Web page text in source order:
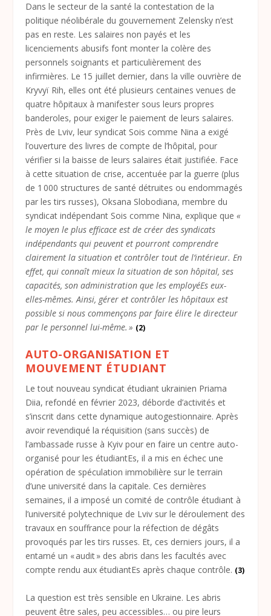
Dans le secteur de la santé la contestation de la
politique néolibérale du gouvernement Zelensky n’est
pas en reste. Les salaires non payés et les
licenciements abusifs font monter la colère des
personnels soignants et particulièrement des
infirmières. Le 15 juillet dernier, dans la ville ouvrière de
Kryvyï Rih, elles ont été plusieurs centaines venues de
quatre hôpitaux à manifester sous leurs propres
banderoles, pour exiger le paiement de leurs salaires.
Près de Lviv, leur syndicat Sois comme Nina a exigé
l’ouverture des livres de compte de l’hôpital, pour
vérifier si la baisse de leurs salaires était justifiée. Face
à cette situation de crise, accentuée par la guerre (plus
de 1 000 structures de santé détruites ou endommagés
par les tirs russes), Oksana Slobodiana, membre du
syndicat indépendant Sois comme Nina, explique que«
le moyen le plus efficace est de créer des syndicats
indépendants qui peuvent et pourront comprendre
clairement la situation et contrôler tout de l’intérieur. En
effet, qui connaît mieux la situation de son hôpital, ses
capacités, son administration que les employéEs eux-
elles-mêmes. Ainsi, gérer et contrôler les hôpitaux est
possible si nous commençons par faire élire le directeur
par le personnel lui-même. » (2)
AUTO-ORGANISATION ET
MOUVEMENT ÉTUDIANT
Le tout nouveau syndicat étudiant ukrainien Priama
Diia, refondé en février 2023, déborde d’activités et
s’inscrit dans cette dynamique autogestionnaire. Après
avoir revendiqué la réquisition (sans succès) de
l’ambassade russe à Kyiv pour en faire un centre auto-
organisé pour les étudiantEs, il a mis en échec une
opération de spéculation immobilière sur le terrain
d’une université dans la capitale. Ces dernières
semaines, il a imposé un comité de contrôle étudiant à
l’université polytechnique de Lviv sur le déroulement des
travaux en souffrance pour la réfection de dégâts
provoqués par les tirs russes. Et, ces derniers jours, il a
entamé un « audit » des abris dans les facultés avec
compte rendu aux étudiantEs après chaque contrôle. (3)
La question est très sensible en Ukraine. Les abris
peuvent être sales, peu accessibles… ou pire leurs